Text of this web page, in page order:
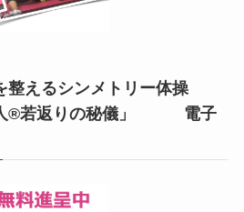
整えるシンメトリー体操
人®若返りの秘儀」 電子